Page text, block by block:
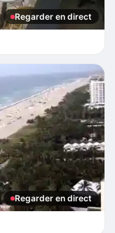
Regarder en direct
Regarder en direct